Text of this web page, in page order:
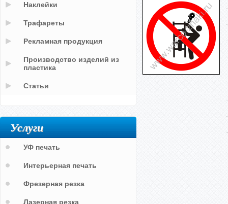
Наклейки
Трафареты
Рекламная продукция
Производство изделий из
пластика
Статьи
Услуги
УФ печать
Интерьерная печать
Фрезерная резка
Лазерная резка